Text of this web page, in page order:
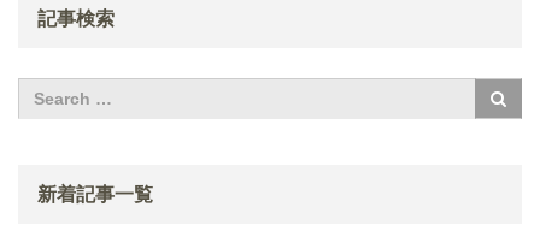
記事検索
新着記事一覧